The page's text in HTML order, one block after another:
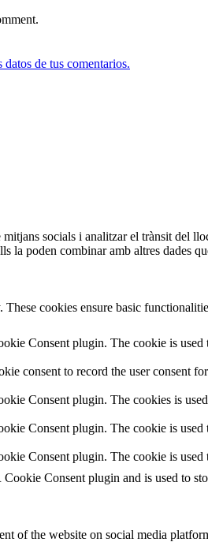
de tus comentarios.
socials i analitzar el trànsit del
poden combinar amb altres dades
cookies ensure basic
Consent plugin. The cookie is
consent to record the user consent
Consent plugin. The cookies is
Consent plugin. The cookie is
Consent plugin. The cookie is
Consent plugin and is used to
of the website on social media